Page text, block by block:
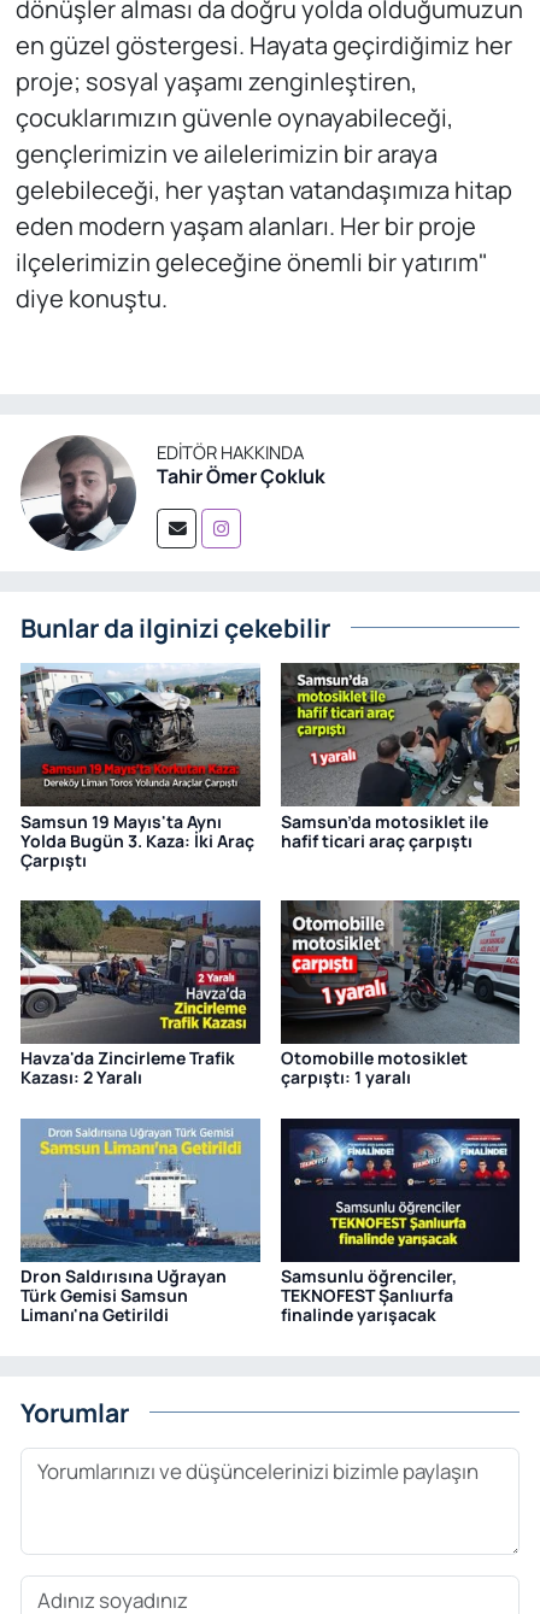
dönüşler alması da doğru yolda olduğumuzun
en güzel göstergesi. Hayata geçirdiğimiz her
proje; sosyal yaşamı zenginleştiren,
çocuklarımızın güvenle oynayabileceği,
gençlerimizin ve ailelerimizin bir araya
gelebileceği, her yaştan vatandaşımıza hitap
eden modern yaşam alanları. Her bir proje
ilçelerimizin geleceğine önemli bir yatırım"
diye konuştu.
EDITÖR HAKKINDA
Tahir Ömer Çokluk
Bunlar da ilginizi çekebilir
Samsun 19 Mayıs'ta Aynı
Yolda Bugün 3. Kaza: İki Araç
Çarpıştı
Samsun’da motosiklet ile
hafif ticari araç çarpıştı
Havza'da Zincirleme Trafik
Kazası: 2 Yaralı
Otomobille motosiklet
çarpıştı: 1 yaralı
Dron Saldırısına Uğrayan
Türk Gemisi Samsun
Limanı'na Getirildi
Samsunlu öğrenciler,
TEKNOFEST Şanlıurfa
finalinde yarışacak
Yorumlar